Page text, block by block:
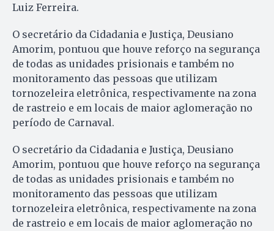
Luiz Ferreira.
O secretário da Cidadania e Justiça, Deusiano
Amorim, pontuou que houve reforço na segurança
de todas as unidades prisionais e também no
monitoramento das pessoas que utilizam
tornozeleira eletrônica, respectivamente na zona
de rastreio e em locais de maior aglomeração no
período de Carnaval.
O secretário da Cidadania e Justiça, Deusiano
Amorim, pontuou que houve reforço na segurança
de todas as unidades prisionais e também no
monitoramento das pessoas que utilizam
tornozeleira eletrônica, respectivamente na zona
de rastreio e em locais de maior aglomeração no